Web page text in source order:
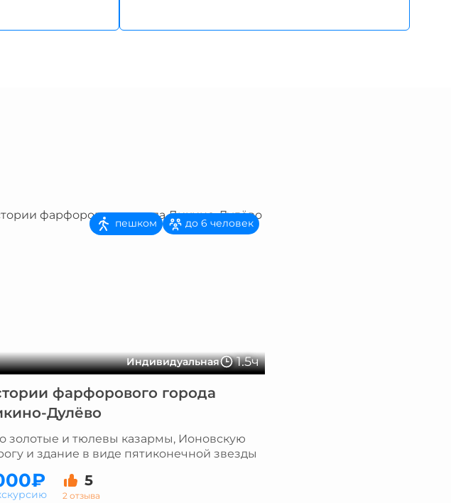
Индивидуальная 1.5ч
пешком до 6 человек
фарфорового города
Дулёво
золотые и тюлевы казармы, Ионовскую
и здание в виде пятиконечной звезды
5
2 отзыва